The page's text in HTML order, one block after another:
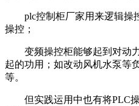
plc控制柜厂家用来逻辑操
操控；
变频操控柜能够起到对动力
起的功用；如改动风机水泵等
等。
但实践运用中也有将PLC操